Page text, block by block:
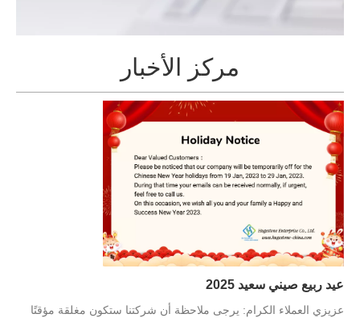
مركز الأخبار
عيد ربيع صيني سعيد 2025
عزيزي العملاء الكرام: يرجى ملاحظة أن شركتنا ستكون مغلقة مؤقتًا